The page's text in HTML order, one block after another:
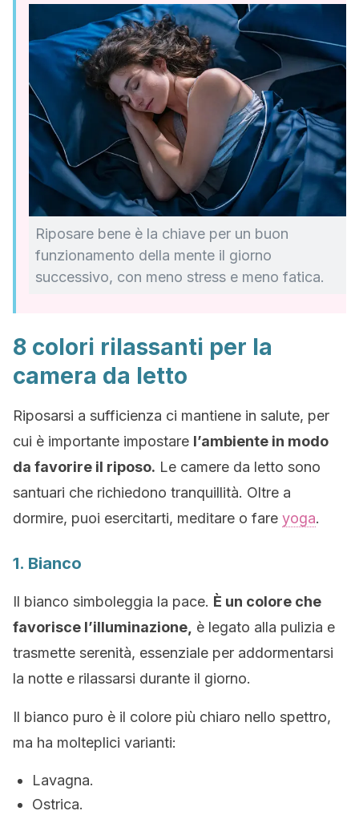
Riposare bene è la chiave per un buon
funzionamento della mente il giorno
successivo, con meno stress e meno fatica.
8 colori rilassanti per la
camera da letto
Riposarsi a sufficienza ci mantiene in salute, per
cui è importante impostare l’ambiente in modo
da favorire il riposo. Le camere da letto sono
santuari che richiedono tranquillità. Oltre a
dormire, puoi esercitarti, meditare o fare yoga.
1. Bianco
Il bianco simboleggia la pace. È un colore che
favorisce l’illuminazione, è legato alla pulizia e
trasmette serenità, essenziale per addormentarsi
la notte e rilassarsi durante il giorno.
Il bianco puro è il colore più chiaro nello spettro,
ma ha molteplici varianti:
Lavagna.
Ostrica.